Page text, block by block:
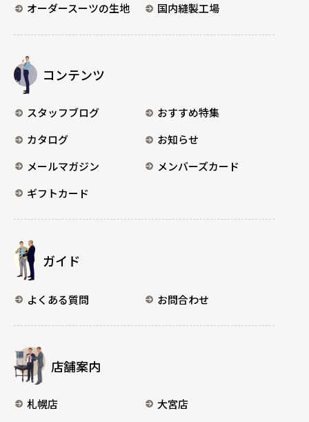
オーダースーツの生地
国内縫製工場
コンテンツ
スタッフブログ
おすすめ特集
カタログ
お知らせ
メールマガジン
メンバーズカード
ギフトカード
ガイド
よくある質問 お問合わせ
店舗案内
札幌店
大宮店